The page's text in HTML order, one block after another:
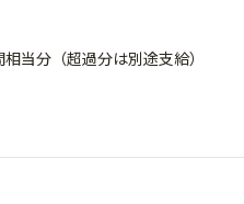
当分（超過分は別途支給）